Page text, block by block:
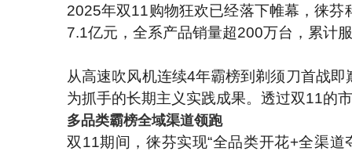
2025年双11购物狂欢已经落下帷幕，徕
7.1亿元，全系产品销量超200万台，累
从高速吹风机连续4年霸榜到剃须刀首战
为抓手的长期主义实践成果。透过双11的
多品类霸榜全域渠道领跑
双11期间，徕芬实现“全品类开花+全渠